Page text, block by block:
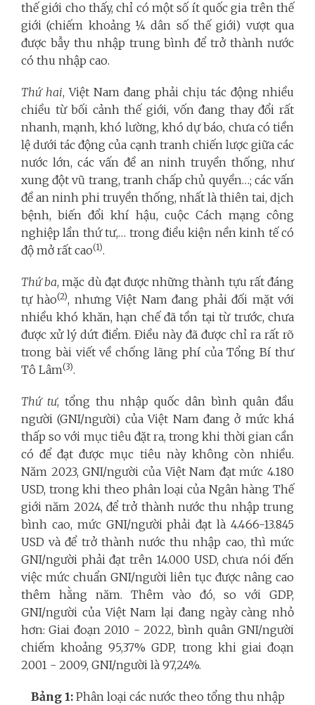
thế giới cho thấy, chỉ có một số ít quốc gia trên thế
giới (chiếm khoảng ¼ dân số thế giới) vượt qua
được bẫy thu nhập trung bình để trở thành nước
có thu nhập cao.
Thứ hai, Việt Nam đang phải chịu tác động nhiều
chiều từ bối cảnh thế giới, vốn đang thay đổi rất
nhanh, mạnh, khó lường, khó dự báo, chưa có tiền
lệ dưới tác động của cạnh tranh chiến lược giữa các
nước lớn, các vấn đề an ninh truyền thống, như
xung đột vũ trang, tranh chấp chủ quyền…; các vấn
đề an ninh phi truyền thống, nhất là thiên tai, dịch
bệnh, biến đổi khí hậu, cuộc Cách mạng công
nghiệp lần thứ tư,… trong điều kiện nền kinh tế có
độ mở rất cao(1).
Thứ ba, mặc dù đạt được những thành tựu rất đáng
tự hào(2), nhưng Việt Nam đang phải đối mặt với
nhiều khó khăn, hạn chế đã tồn tại từ trước, chưa
được xử lý dứt điểm. Điều này đã được chỉ ra rất rõ
trong bài viết về chống lãng phí của Tổng Bí thư
Tô Lâm(3).
Thứ tư, tổng thu nhập quốc dân bình quân đầu
người (GNI/người) của Việt Nam đang ở mức khá
thấp so với mục tiêu đặt ra, trong khi thời gian cần
có để đạt được mục tiêu này không còn nhiều.
Năm 2023, GNI/người của Việt Nam đạt mức 4.180
USD, trong khi theo phân loại của Ngân hàng Thế
giới năm 2024, để trở thành nước thu nhập trung
bình cao, mức GNI/người phải đạt là 4.466-13.845
USD và để trở thành nước thu nhập cao, thì mức
GNI/người phải đạt trên 14.000 USD, chưa nói đến
việc mức chuẩn GNI/người liên tục được nâng cao
thêm hằng năm. Thêm vào đó, so với GDP,
GNI/người của Việt Nam lại đang ngày càng nhỏ
hơn: Giai đoạn 2010 - 2022, bình quân GNI/người
chiếm khoảng 95,37% GDP, trong khi giai đoạn
2001 - 2009, GNI/người là 97,24%.
Bảng 1: Phân loại các nước theo tổng thu nhập